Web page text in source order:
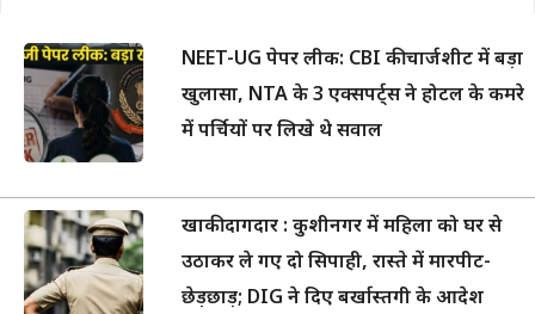
NEET-UG पेपर लीक: CBI की चार्जशीट में बड़ा
खुलासा, NTA के 3 एक्सपर्ट्स ने होटल के कमरे
में पर्चियों पर लिखे थे सवाल
खाकी दागदार : कुशीनगर में महिला को घर से
उठाकर ले गए दो सिपाही, रास्ते में मारपीट-
छेड़छाड़; DIG ने दिए बर्खास्तगी के आदेश